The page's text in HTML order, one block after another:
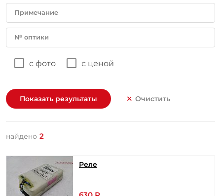
Примечание
№ оптики
с фото с ценой
Показать результаты Очистить
найдено 2
Реле